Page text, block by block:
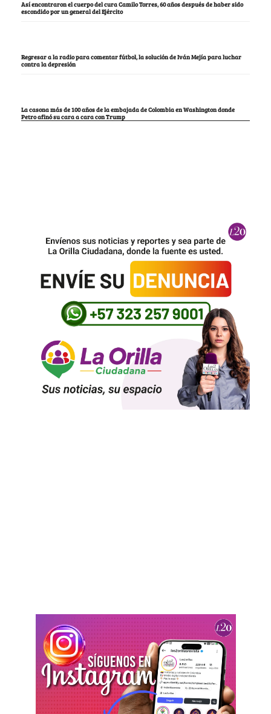
Así encontraron el cuerpo del cura Camilo Torres, 60 años después de haber sido
escondido por un general del Ejército
Regresar a la radio para comentar fútbol, la solución de Iván Mejía para luchar
contra la depresión
La casona más de 100 años de la embajada de Colombia en Washington donde
Petro afinó su cara a cara con Trump